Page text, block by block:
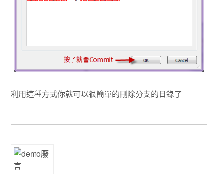
利用這種方式你就可以很簡單的刪除分支的目錄了